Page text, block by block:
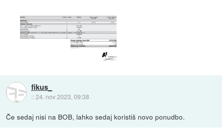
fikus_
::24. nov 2023, 09:38
Če sedaj nisi na BOB, lahko sedaj koristiš novo ponudbo.